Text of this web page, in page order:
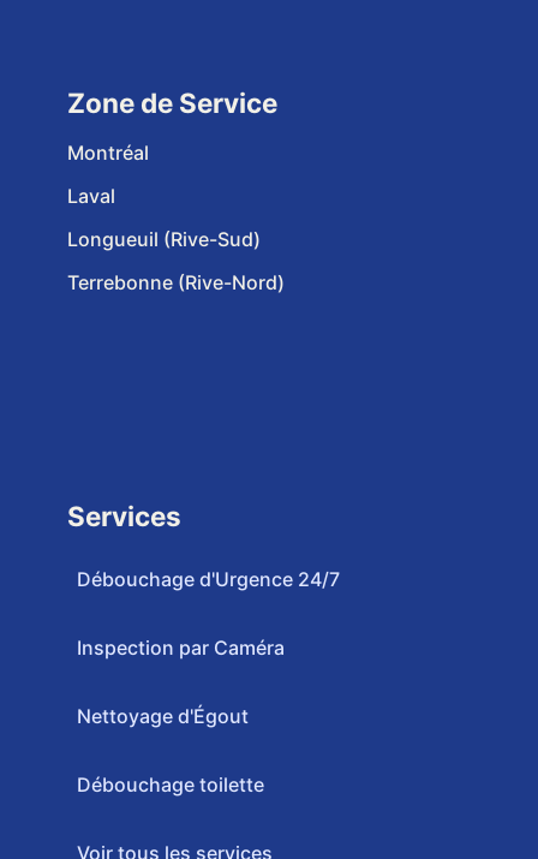
Zone de Service
Montréal
Laval
Longueuil (Rive-Sud)
Terrebonne (Rive-Nord)
Services
Débouchage d'Urgence 24/7
Inspection par Caméra
Nettoyage d'Égout
Débouchage toilette
Voir tous les services